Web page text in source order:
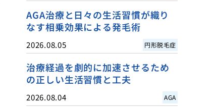
AGA治療と日々の生活習慣が織り
なす相乗効果による発毛術
2026.08.05 円形脱毛症
治療経過を劇的に加速させるため
の正しい生活習慣と工夫
2026.08.04 AGA